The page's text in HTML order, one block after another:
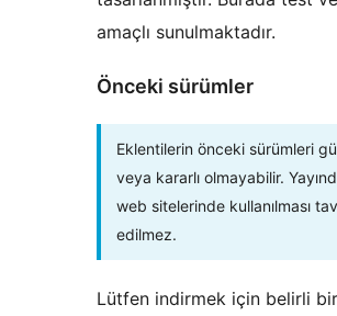
amaçlı sunulmaktadır.
Önceki sürümler
Eklentilerin önceki sürümleri
veya kararlı olmayabilir.
web sitelerinde kullanılması
edilmez.
Lütfen indirmek için belirli bir